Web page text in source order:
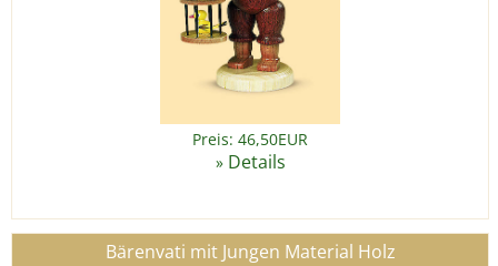
Preis: 46,50EUR
» Details
Bärenvati mit Jungen Material Holz